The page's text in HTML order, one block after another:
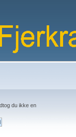
du ikke en